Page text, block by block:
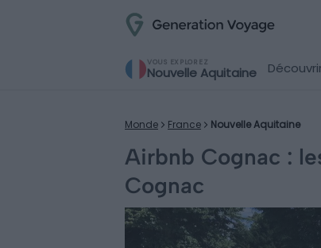
VOUS EXPLOREZ
Nouvelle Aquitaine
Monde France Nouvelle Aquitaine
Airbnb Cognac :
Cognac